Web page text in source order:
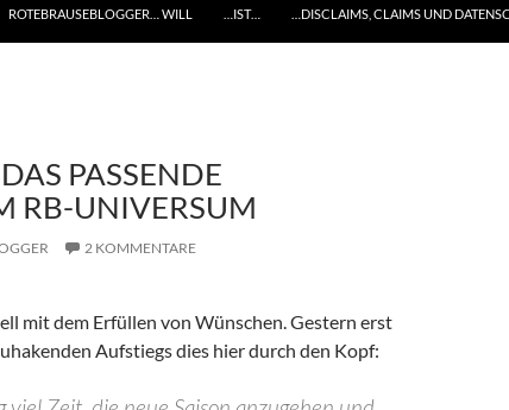
ROTEBRAUSEBLOGGER… WILL …IST… …DISCLAIMS, CLAIMS UND
PASSENDE
RB-UNIVERSUM
2 KOMMENTARE
mit dem Erfüllen von Wünschen. Gestern erst
Aufstiegs dies hier durch den Kopf: